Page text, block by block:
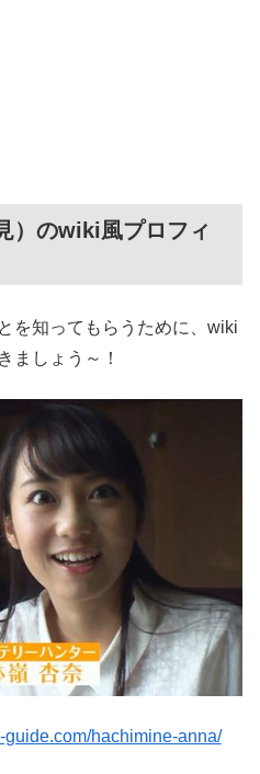
）のwiki風プロフィ
を知ってもらうために、wiki
ましょう～！
guide.com/hachimine-anna/